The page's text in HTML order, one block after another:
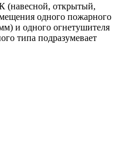
открытый,
одного пожарного
и одного огнетушителя
типа подразумевает